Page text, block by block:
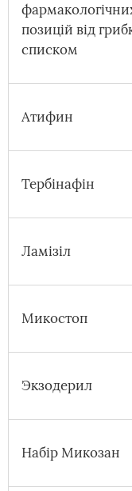
позицій від
списком
Атифин
Тербінафін
Ламізіл
Микостоп
Экзодерил
Набір Микозан